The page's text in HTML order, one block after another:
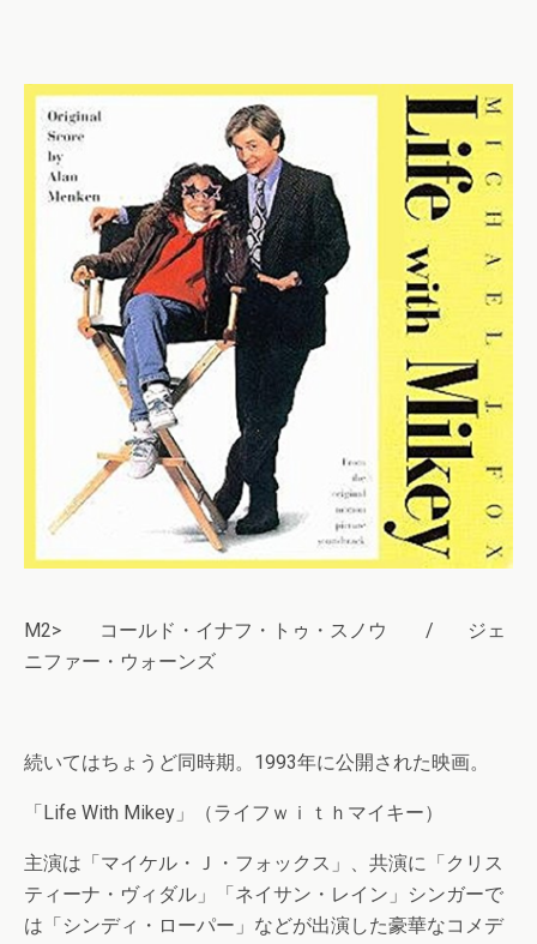
M2> コールド・イナフ・トゥ・スノウ / ジェ
ニファー・ウォーンズ
続いてはちょうど同時期。1993年に公開された映画。
「Life With Mikey」（ライフｗｉｔｈマイキー）
主演は「マイケル・Ｊ・フォックス」、共演に「クリス
ティーナ・ヴィダル」「ネイサン・レイン」シンガーで
は「シンディ・ローパー」などが出演した豪華なコメデ